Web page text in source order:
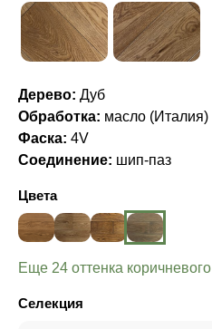
Дерево: Дуб
Обработка: масло (Италия)
Фаска: 4V
Соединение: шип-паз
Цвета
Еще 24 оттенка коричневого
Селекция